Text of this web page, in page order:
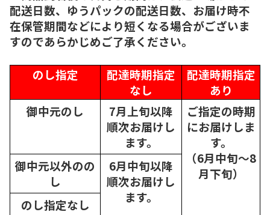
配送日数、ゆうパックの配送日数、お届け時不
在保管期間などにより短くなる場合がございま
すのであらかじめご了承ください。
のし指定
配達時期指定
なし
配達時期指定
あり
御中元のし
7月上旬以降
順次お届けし
ます。
ご指定の時期
にお届けしま
す。
（6月中旬～8
月下旬）
御中元以外のの
し
6月中旬以降
順次お届けし
ます。
のし指定なし